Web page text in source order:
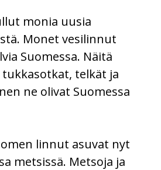
monia uusia
Monet vesilinnut
Suomessa. Näitä
telkät ja
ne olivat Suomessa
linnut asuvat nyt
metsissä. Metsoja ja